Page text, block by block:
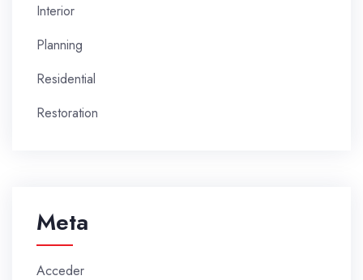
Interior
Planning
Residential
Restoration
Meta
Acceder